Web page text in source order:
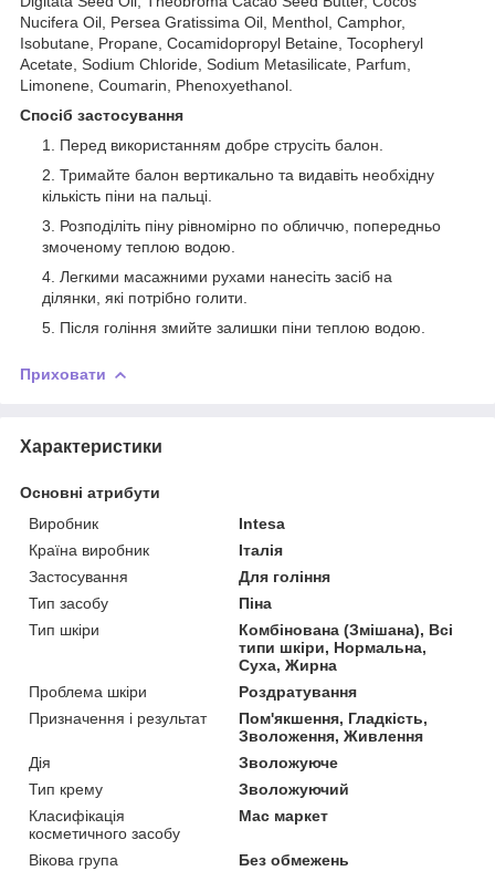
Nucifera Oil, Persea Gratissima Oil, Menthol, Camphor,
Isobutane, Propane, Cocamidopropyl Betaine, Tocopheryl
Acetate, Sodium Chloride, Sodium Metasilicate, Parfum,
Limonene, Coumarin, Phenoxyethanol.
Спосіб застосування
Перед використанням добре струсіть балон.
Тримайте балон вертикально та видавіть необхідну
кількість піни на пальці.
Розподіліть піну рівномірно по обличчю, попередньо
змоченому теплою водою.
Легкими масажними рухами нанесіть засіб на
ділянки, які потрібно голити.
Після гоління змийте залишки піни теплою водою.
Приховати
Характеристики
Основні атрибути
Виробник
Intesa
Країна виробник
Італія
Застосування
Для гоління
Тип засобу
Піна
Тип шкіри
Комбінована (Змішана), Всі
типи шкіри, Нормальна,
Суха, Жирна
Проблема шкіри
Роздратування
Призначення і результат
Пом'якшення, Гладкість,
Зволоження, Живлення
Дія
Зволожуюче
Тип крему
Зволожуючий
Класифікація
косметичного засобу
Мас маркет
Вікова група
Без обмежень